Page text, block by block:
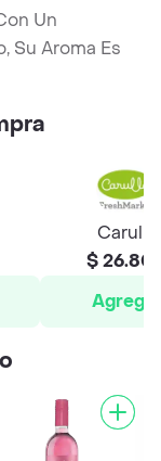
Un
Su Aroma Es
Carulla
$
Agregar